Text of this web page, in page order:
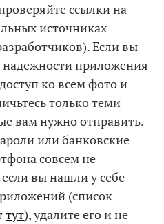
ссылки на
источниках
Если вы
приложения
ко всем фото и
только теми
вам нужно отправить.
или банковские
совсем не
вы нашли у себе
(список
тут), удалите его и не